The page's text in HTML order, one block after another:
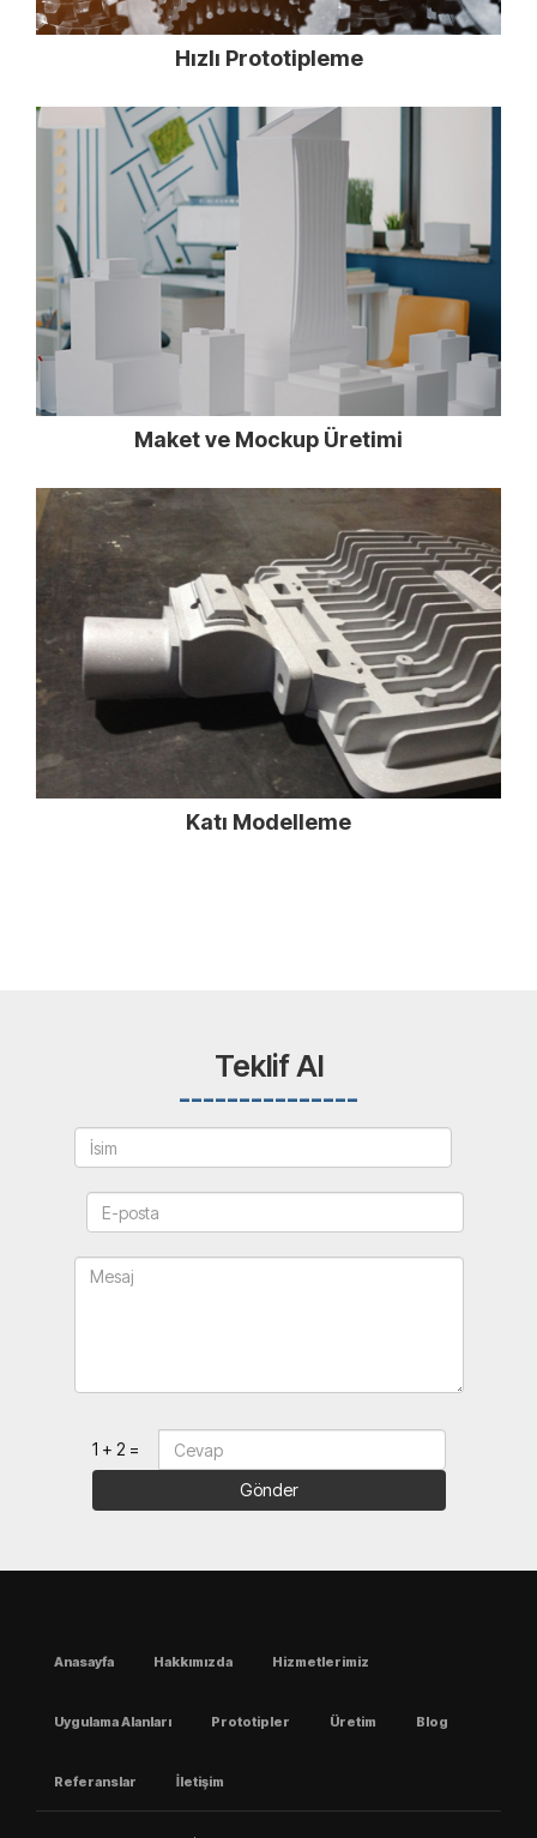
Hızlı Prototipleme
Maket ve Mockup Üretimi
Katı Modelleme
Teklif Al
1 + 2 =
Gönder
Anasayfa Hakkımızda Hizmetlerimiz
Uygulama Alanları Prototipler Üretim Blog
Referanslar İletişim